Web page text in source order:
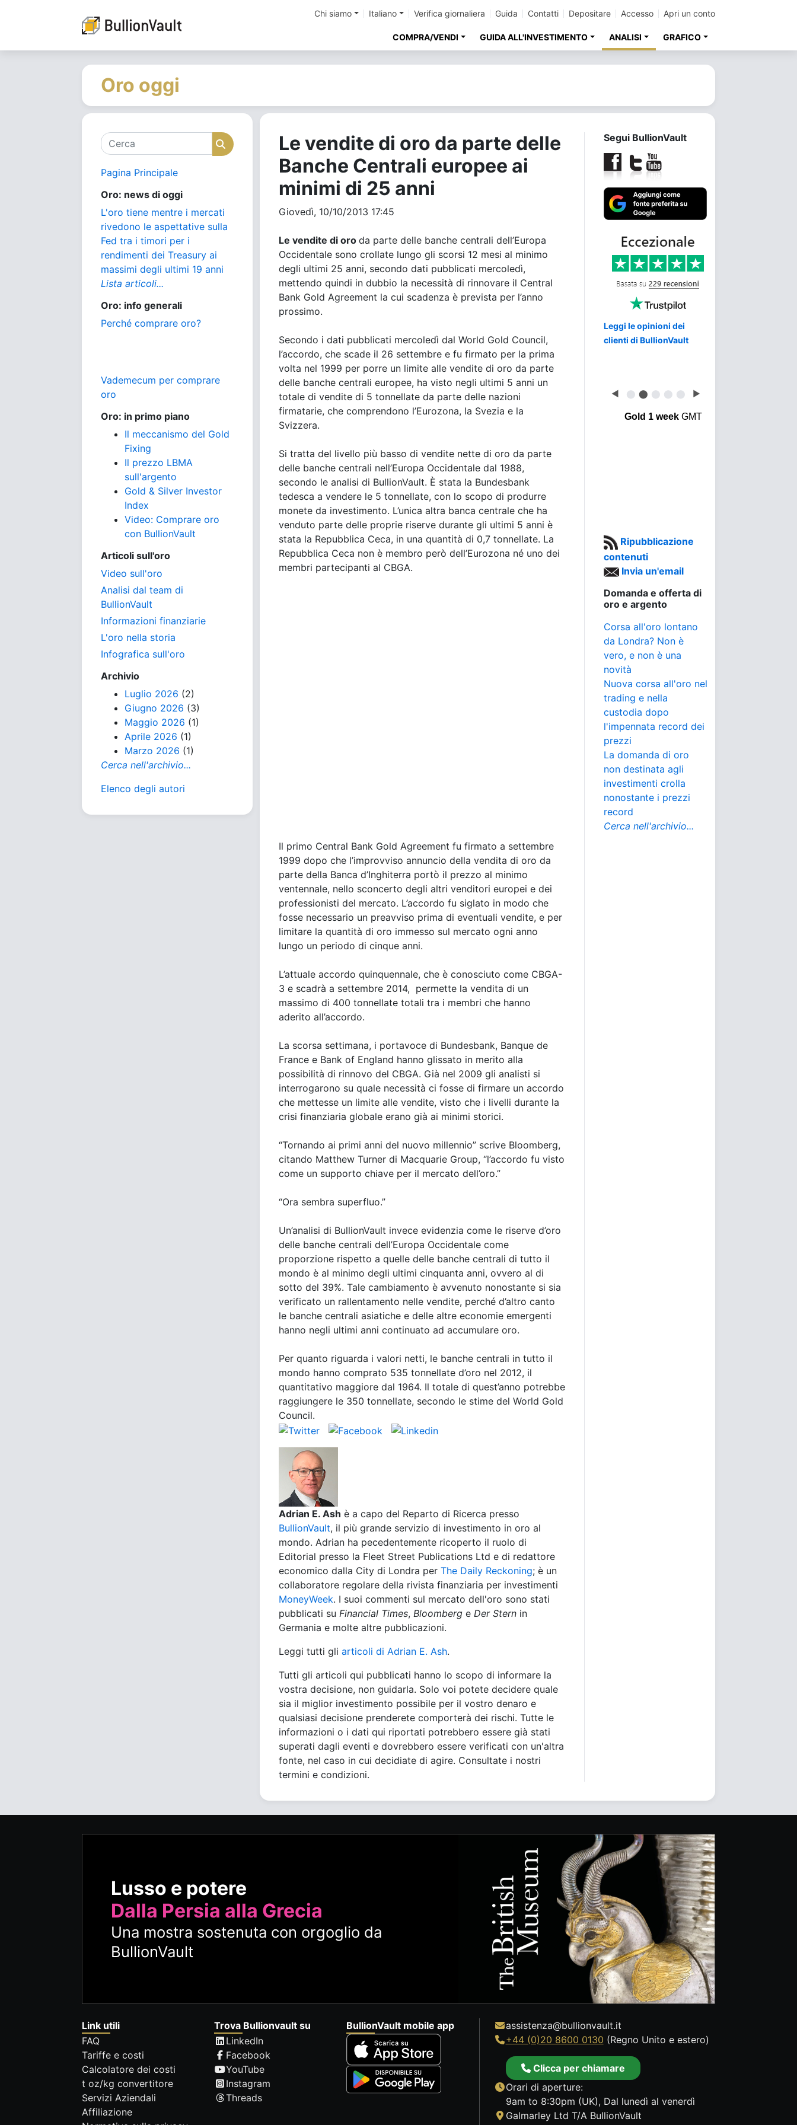
Chi siamo Italiano Verifica giornaliera Guida Contatti Depositare Accesso Apri un conto
COMPRA/VENDI GUIDA ALL'INVESTIMENTO ANALISI GRAFICO
Oro oggi
Cerca Cerca
Pagina Principale
Oro: news di oggi
L'oro tiene mentre i mercati
rivedono le aspettative sulla
Fed tra i timori per i
rendimenti dei Treasury ai
massimi degli ultimi 19 anni
Lista articoli...
Oro: info generali
Perché comprare oro?
Vademecum per comprare
oro
Oro: in primo piano
Il meccanismo del Gold
Fixing
Il prezzo LBMA
sull'argento
Gold & Silver Investor
Index
Video: Comprare oro
con BullionVault
Articoli sull'oro
Video sull'oro
Analisi dal team di
BullionVault
Informazioni finanziarie
L'oro nella storia
Infografica sull'oro
Archivio
Luglio 2026 (2)
Giugno 2026 (3)
Maggio 2026 (1)
Aprile 2026 (1)
Marzo 2026 (1)
Cerca nell'archivio...
Elenco degli autori
Le vendite di oro da parte delle
Banche Centrali europee ai
minimi di 25 anni
Giovedì, 10/10/2013 17:45
Le vendite di oro da parte delle banche centrali dell’Europa
Occidentale sono crollate lungo gli scorsi 12 mesi al minimo
degli ultimi 25 anni, secondo dati pubblicati mercoledì,
mettendo quindi in dubbio la necessità di rinnovare il Central
Bank Gold Agreement la cui scadenza è prevista per l’anno
prossimo.
Secondo i dati pubblicati mercoledì dal World Gold Council,
l’accordo, che scade il 26 settembre e fu firmato per la prima
volta nel 1999 per porre un limite alle vendite di oro da parte
delle banche centrali europee, ha visto negli ultimi 5 anni un
totale di vendite di 5 tonnellate da parte delle nazioni
firmatarie, che comprendono l’Eurozona, la Svezia e la
Svizzera.
Si tratta del livello più basso di vendite nette di oro da parte
delle banche centrali nell’Europa Occidentale dal 1988,
secondo le analisi di BullionVault. È stata la Bundesbank
tedesca a vendere le 5 tonnellate, con lo scopo di produrre
monete da investimento. L’unica altra banca centrale che ha
venduto parte delle proprie riserve durante gli ultimi 5 anni è
stata la Repubblica Ceca, in una quantità di 0,7 tonnellate. La
Repubblica Ceca non è membro però dell’Eurozona né uno dei
membri partecipanti al CBGA.
Il primo Central Bank Gold Agreement fu firmato a settembre
1999 dopo che l’improvviso annuncio della vendita di oro da
parte della Banca d’Inghiterra portò il prezzo al minimo
ventennale, nello sconcerto degli altri venditori europei e dei
professionisti del mercato. L’accordo fu siglato in modo che
fosse necessario un preavviso prima di eventuali vendite, e per
limitare la quantità di oro immesso sul mercato ogni anno
lungo un periodo di cinque anni.
L’attuale accordo quinquennale, che è conosciuto come CBGA-
3 e scadrà a settembre 2014, permette la vendita di un
massimo di 400 tonnellate totali tra i membri che hanno
aderito all’accordo.
La scorsa settimana, i portavoce di Bundesbank, Banque de
France e Bank of England hanno glissato in merito alla
possibilità di rinnovo del CBGA. Già nel 2009 gli analisti si
interrogarono su quale necessità ci fosse di firmare un accordo
che mettesse un limite alle vendite, visto che i livelli durante la
crisi finanziaria globale erano già ai minimi storici.
“Tornando ai primi anni del nuovo millennio” scrive Bloomberg,
citando Matthew Turner di Macquarie Group, “l’accordo fu visto
come un supporto chiave per il mercato dell’oro.”
“Ora sembra superfluo.”
Un’analisi di BullionVault invece evidenzia come le riserve d’oro
delle banche centrali dell’Europa Occidentale come
proporzione rispetto a quelle delle banche centrali di tutto il
mondo è al minimo degli ultimi cinquanta anni, ovvero al di
sotto del 39%. Tale cambiamento è avvenuto nonostante si sia
verificato un rallentamento nelle vendite, perché d’altro canto
le banche centrali asiatiche e delle altre economie emergenti
hanno negli ultimi anni continuato ad accumulare oro.
Per quanto riguarda i valori netti, le banche centrali in tutto il
mondo hanno comprato 535 tonnellate d’oro nel 2012, il
quantitativo maggiore dal 1964. Il totale di quest’anno potrebbe
raggiungere le 350 tonnellate, secondo le stime del World Gold
Council.
Adrian E. Ash è a capo del Reparto di Ricerca presso
BullionVault, il più grande servizio di investimento in oro al
mondo. Adrian ha pecedentemente ricoperto il ruolo di
Editorial presso la Fleet Street Publications Ltd e di redattore
economico dalla City di Londra per The Daily Reckoning; è un
collaboratore regolare della rivista finanziaria per investimenti
MoneyWeek. I suoi commenti sul mercato dell'oro sono stati
pubblicati su Financial Times, Bloomberg e Der Stern in
Germania e molte altre pubblicazioni.
Leggi tutti gli articoli di Adrian E. Ash.
Tutti gli articoli qui pubblicati hanno lo scopo di informare la
vostra decisione, non guidarla. Solo voi potete decidere quale
sia il miglior investimento possibile per il vostro denaro e
qualsiasi decisione prenderete comporterà dei rischi. Tutte le
informazioni o i dati qui riportati potrebbero essere già stati
superati dagli eventi e dovrebbero essere verificati con un'altra
fonte, nel caso in cui decidiate di agire. Consultate i nostri
termini e condizioni.
Segui BullionVault
Leggi le opinioni dei
clienti di BullionVault
◀ ⬤ ⬤ ⬤ ⬤ ⬤ ▶
Gold 1 weekGMT
Ripubblicazione
contenuti
Invia un'email
Domanda e offerta di
oro e argento
Corsa all'oro lontano
da Londra? Non è
vero, e non è una
novità
Nuova corsa all'oro nel
trading e nella
custodia dopo
l'impennata record dei
prezzi
La domanda di oro
non destinata agli
investimenti crolla
nonostante i prezzi
record
Cerca nell'archivio...
Lusso e potere
Dalla Persia alla Grecia
Una mostra sostenuta con orgoglio da
BullionVault
Link utili
FAQ
Tariffe e costi
Calcolatore dei costi
t oz/kg convertitore
Servizi Aziendali
Affiliazione
Trova Bullionvault su
LinkedIn
Facebook
YouTube
Instagram
Threads
BullionVault mobile app
assistenza@bullionvault.it
+44 (0)20 8600 0130 (Regno Unito e estero)
Clicca per chiamare
Orari di aperture:
9am to 8:30pm (UK), Dal lunedì al venerdì
Galmarley Ltd T/A BullionVault